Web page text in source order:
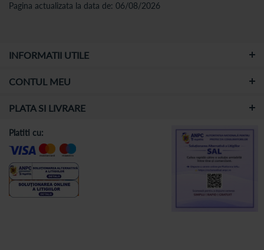
Pagina actualizata la data de: 06/08/2026
INFORMATII UTILE
CONTUL MEU
PLATA SI LIVRARE
Platiti cu: